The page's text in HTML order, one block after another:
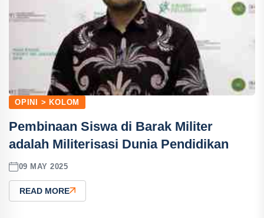
OPINI > KOLOM
Pembinaan Siswa di Barak Militer
adalah Militerisasi Dunia Pendidikan
09 MAY 2025
READ MORE